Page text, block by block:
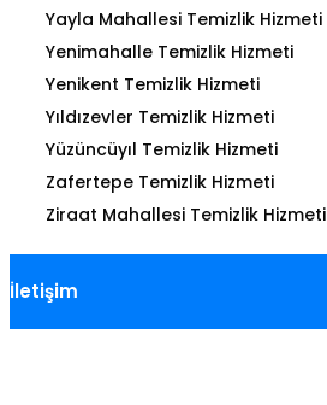
Yayla Mahallesi Temizlik Hizmeti
Yenimahalle Temizlik Hizmeti
Yenikent Temizlik Hizmeti
Yıldızevler Temizlik Hizmeti
Yüzüncüyıl Temizlik Hizmeti
Zafertepe Temizlik Hizmeti
Ziraat Mahallesi Temizlik Hizmeti
İletişim